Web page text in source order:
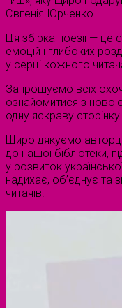
Євгенія Юрченко.
Ця збірка поезії — це
емоцій і глибоких
у серці кожного
Запрошуємо всіх
ознайомитися з
одну яскраву сторінку
Щиро дякуємо авторці
до нашої бібліотеки,
у розвиток
надихає, об’єднує та
читачів!